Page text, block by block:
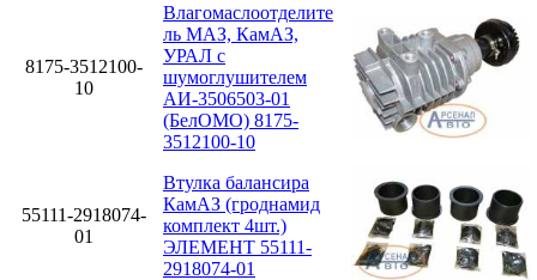
8175-3512100-
10
Влагомаслоотделите
ль МАЗ, КамАЗ,
УРАЛ с
шумоглушителем
АИ-3506503-01
(БелОМО) 8175-
3512100-10
55111-2918074-
01
Втулка балансира
КамАЗ (гроднамид
комплект 4шт.)
ЭЛЕМЕНТ 55111-
2918074-01